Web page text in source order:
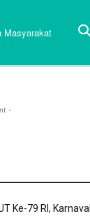
Masyarakat
-
Ke-79 RI, Karnaval